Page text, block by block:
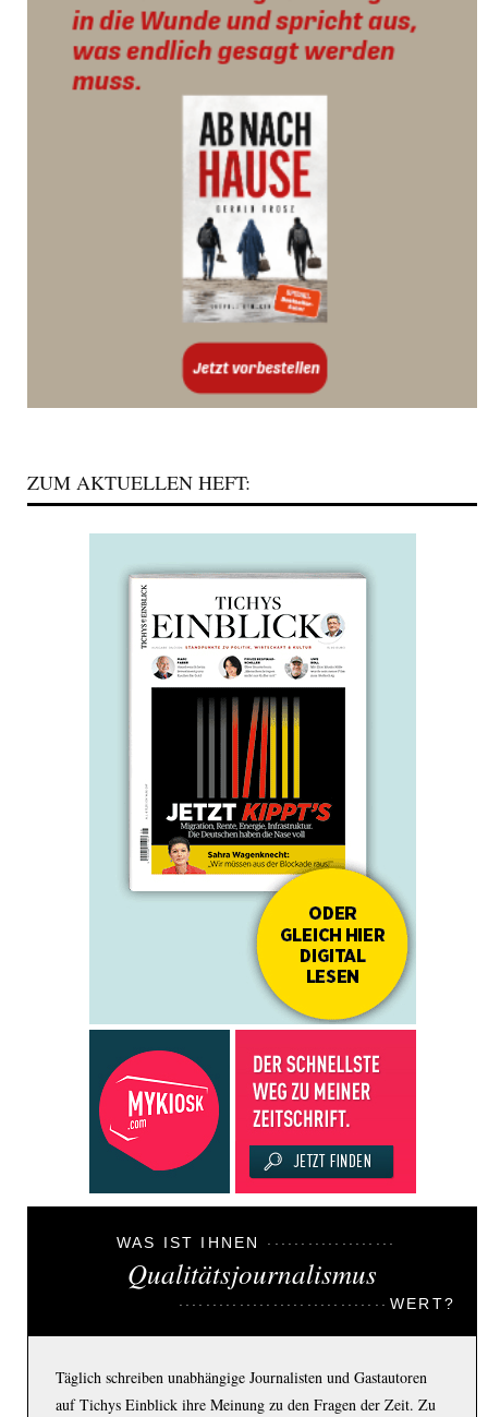
ZUM AKTUELLEN HEFT:
WAS IST IHNEN
Qualitätsjournalismus
WERT?
Täglich schreiben unabhängige Journalisten und Gastautoren
auf Tichys Einblick ihre Meinung zu den Fragen der Zeit. Zu